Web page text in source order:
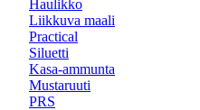
Haulikko
Liikkuva maali
Practical
Siluetti
Kasa-ammunta
Mustaruuti
PRS